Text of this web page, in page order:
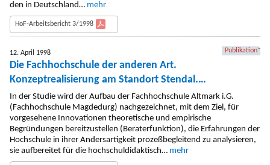
den in Deutschland… mehr
HoF-Arbeitsbericht 3/1998
12. April 1998 Publikation
Die Fachhochschule der anderen Art.
Konzeptrealisierung am Standort Stendal.
Zustandsanalyse
In der Studie wird der Aufbau der Fachhochschule Altmark i.G.
(Fachhochschule Magdedurg) nachgezeichnet, mit dem Ziel, für
vorgesehene Innovationen theoretische und empirische
Begründungen bereitzustellen (Beraterfunktion), die Erfahrungen der
Hochschule in ihrer Andersartigkeit prozeßbegleitend zu analysieren,
sie aufbereitet für die hochschuldidaktisch… mehr